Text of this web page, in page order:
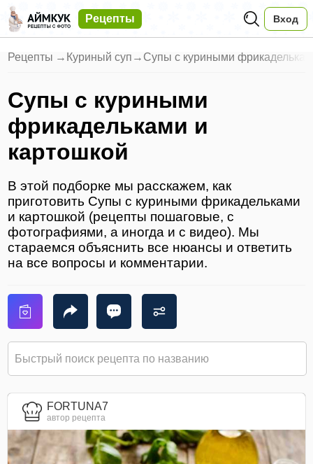
Рецепты Вход
Рецепты → Куриный суп → Супы с куриными
Супы с куриными
фрикадельками и
картошкой
В этой подборке мы расскажем, как
приготовить Супы с куриными фрикадельками
и картошкой (рецепты пошаговые, с
фотографиями, а иногда и с видео). Мы
стараемся объяснить все нюансы и ответить
на все вопросы и комментарии.
FORTUNA7
автор рецепта